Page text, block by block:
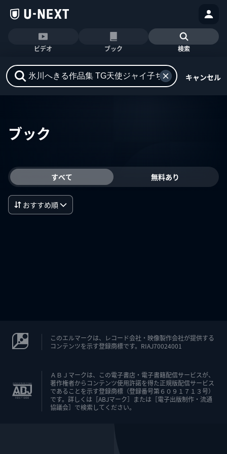
ビデオ ブック 検索
キャンセル
ブック
すべて 無料あり
おすすめ順
このエルマークは、レコード会社・映像製作会社が提供する
コンテンツを示す登録商標です。RIAJ70024001
ＡＢＪマークは、この電子書店・電子書籍配信サービスが、
著作権者からコンテンツ使用許諾を得た正規版配信サービス
であることを示す登録商標（登録番号第６０９１７１３号）
です。詳しくは［ABJマーク］または［電子出版制作・流通
協議会］で検索してください。